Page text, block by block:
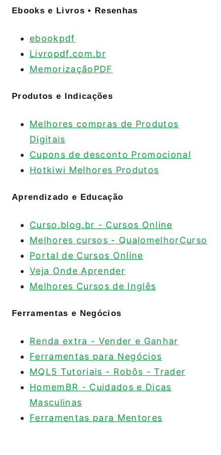
Ebooks e Livros • Resenhas
ebookpdf
Livropdf.com.br
MemorizaçãoPDF
Produtos e Indicações
Melhores compras de Produtos
Digitais
Cupons de desconto Promocional
Hotkiwi Melhores Produtos
Aprendizado e Educação
Curso.blog.br - Cursos Online
Melhores cursos - QualomelhorCurso
Portal de Cursos Online
Veja Onde Aprender
Melhores Cursos de Inglês
Ferramentas e Negócios
Renda extra - Vender e Ganhar
Ferramentas para Negócios
MQL5 Tutoriais - Robôs - Trader
HomemBR - Cuidados e Dicas
Masculinas
Ferramentas para Mentores